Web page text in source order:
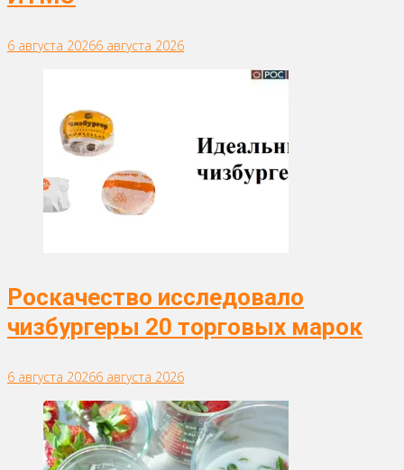
6 августа 20266 августа 2026
Роскачество исследовало
чизбургеры 20 торговых марок
6 августа 20266 августа 2026